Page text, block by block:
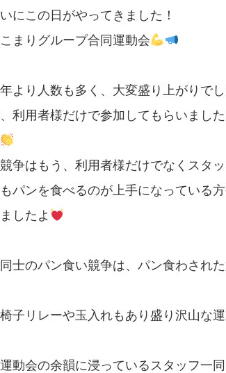
にこの日がやってきました！
まりグループ合同運動会
より人数も多く、大変盛り上がりでし
利用者様だけで参加してもらいまし
争はもう、利用者様だけでなくスタ
パンを食べるのが上手になっている
したよ
士のパン食い競争は、パン食わされ
子リレーや玉入れもあり盛り沢山な
動会の余韻に浸っているスタッフ一